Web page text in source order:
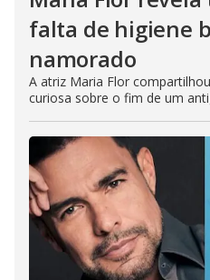
falta de higiene
namorado
A atriz Maria Flor
curiosa sobre o fim de um